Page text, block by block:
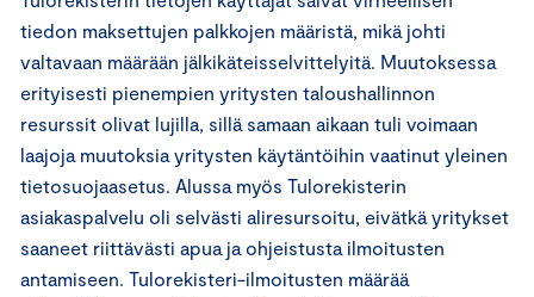
tiedon maksettujen palkkojen määristä, mikä johti
valtavaan määrään jälkikäteisselvittelyitä. Muutoksessa
erityisesti pienempien yritysten taloushallinnon
resurssit olivat lujilla, sillä samaan aikaan tuli voimaan
laajoja muutoksia yritysten käytäntöihin vaatinut yleinen
tietosuojaasetus. Alussa myös Tulorekisterin
asiakaspalvelu oli selvästi aliresursoitu, eivätkä yritykset
saaneet riittävästi apua ja ohjeistusta ilmoitusten
antamiseen. Tulorekisteri-ilmoitusten määrää